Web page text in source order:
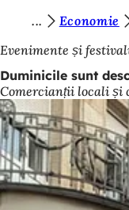
Salt la conținut
u
n
t
e
ț
i
a
Economie
Evenimente și
Duminicile sunt
Comercianții locali și